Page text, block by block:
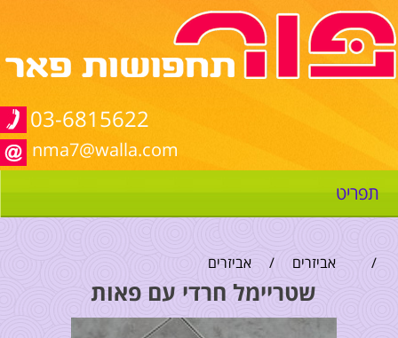
03-6815622
nma7@walla.com
תפריט
/ אביזרים / אביזרים
שטריימל חרדי עם פאות